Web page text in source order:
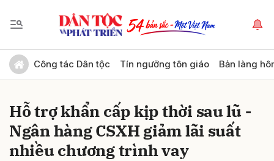
Công tác Dân tộc Tín ngưỡng tôn giáo Bản làng
Hỗ trợ khẩn cấp kịp thời sau lũ -
Ngân hàng CSXH giảm lãi suất
nhiều chương trình vay
Gửi bình luận